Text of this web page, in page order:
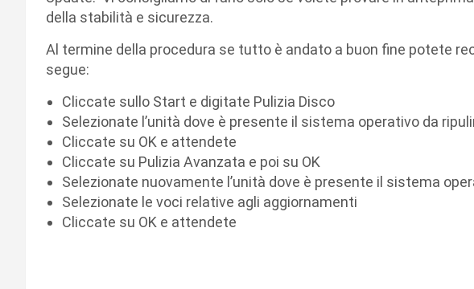
della stabilità e sicurezza.
Al termine della procedura se tutto è andato a buon fine potete
segue:
Cliccate sullo Start e digitate Pulizia Disco
Selezionate l’unità dove è presente il sistema operativo da
Cliccate su OK e attendete
Cliccate su Pulizia Avanzata e poi su OK
Selezionate nuovamente l’unità dove è presente il sistema
Selezionate le voci relative agli aggiornamenti
Cliccate su OK e attendete